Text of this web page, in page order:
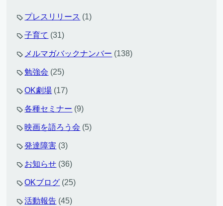
プレスリリース (1)
子育て (31)
メルマガバックナンバー (138)
勉強会 (25)
OK劇場 (17)
各種セミナー (9)
映画を語ろう会 (5)
発達障害 (3)
お知らせ (36)
OKブログ (25)
活動報告 (45)